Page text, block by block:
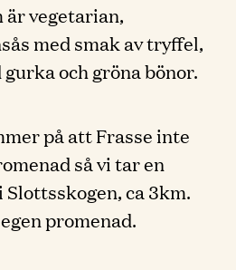
vegetarian,
med smak av tryffel,
och gröna bönor.
på att Frasse inte
så vi tar en
ca 3km.
promenad.